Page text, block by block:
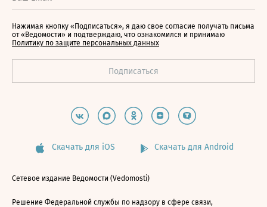
Нажимая кнопку «Подписаться», я даю свое согласие получать письма
от «Ведомости» и подтверждаю, что ознакомился и принимаю
Политику по защите персональных данных
Скачать для iOS Скачать для Android
Сетевое издание Ведомости (Vedomosti)
Решение Федеральной службы по надзору в сфере связи,